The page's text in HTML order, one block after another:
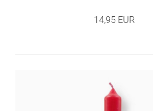
14,95 EUR